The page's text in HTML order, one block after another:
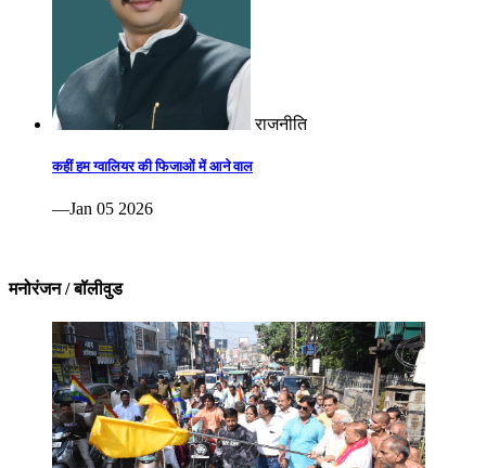
राजनीति
कहीं हम ग्वालियर की फिजाओं में आने वाल
—Jan 05 2026
मनोरंजन / बॉलीवुड